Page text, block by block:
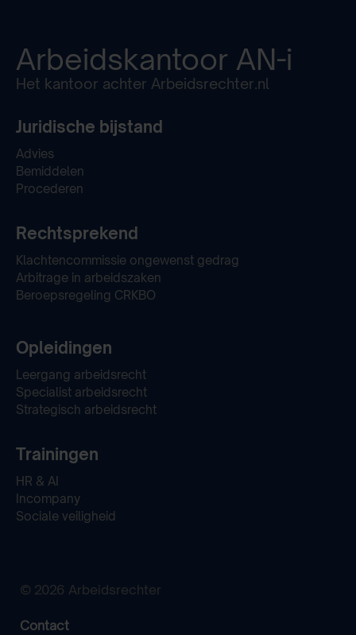
Arbeidskantoor AN-i
Het kantoor achter Arbeidsrechter.nl
Juridische bijstand
Advies
Bemiddelen
Procederen
Rechtsprekend
Klachtencommissie ongewenst gedrag
Arbitrage in arbeidszaken
Beroepsregeling CRKBO
Opleidingen
Leergang arbeidsrecht
Specialist arbeidsrecht
Strategisch arbeidsrecht
Trainingen
HR & AI
Incompany
Sociale veiligheid
© 2026 Arbeidsrechter
Contact